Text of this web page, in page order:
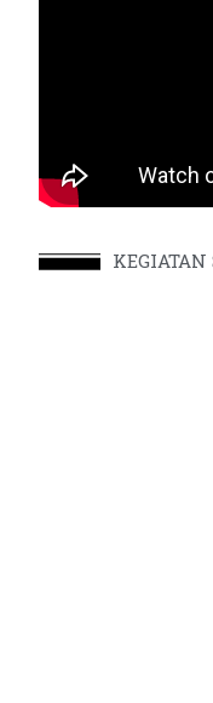
KEGIATAN